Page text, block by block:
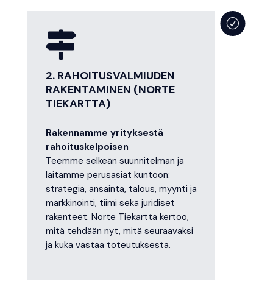

2. RAHOITUSVALMIUDEN
RAKENTAMINEN (NORTE
TIEKARTTA)
Rakennamme yrityksestä
rahoituskelpoisen
Teemme selkeän suunnitelman ja
laitamme perusasiat kuntoon:
strategia, ansainta, talous, myynti ja
markkinointi, tiimi sekä juridiset
rakenteet. Norte Tiekartta kertoo,
mitä tehdään nyt, mitä seuraavaksi
ja kuka vastaa toteutuksesta.
R